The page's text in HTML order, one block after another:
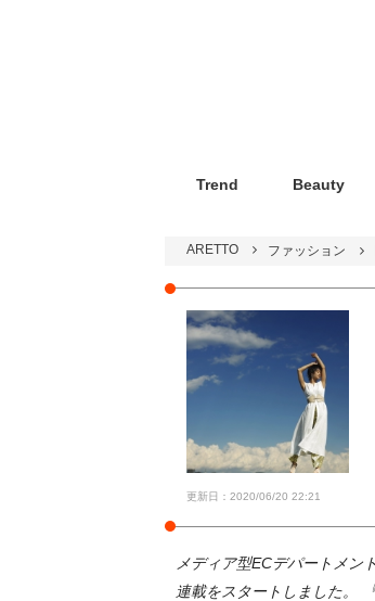
Trend Beauty
ARETTO ファッション
更新日：2020/06/20 22:21
メディア型ECデパートメン
連載をスタートしました。